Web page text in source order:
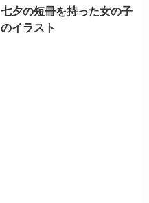
七夕の短冊を持った女の子
のイラスト